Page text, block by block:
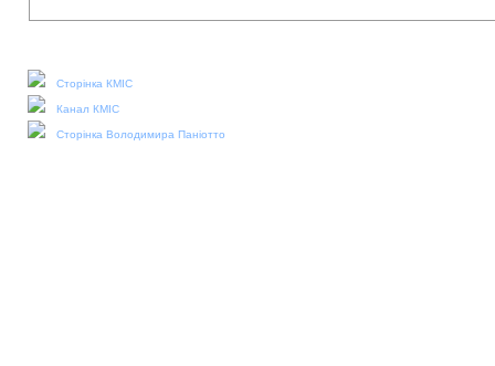
Сторінка КМІС
Канал КМІС
Сторінка Володимира Паніотто